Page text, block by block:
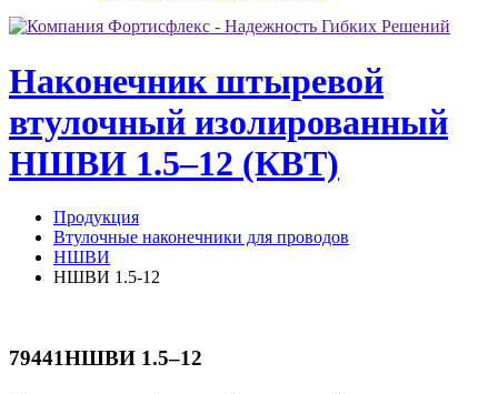
Наконечник штыревой
втулочный изолированный
НШВИ 1.5–12 (КВТ)
Продукция
Втулочные наконечники для проводов
НШВИ
НШВИ 1.5-12
79441НШВИ 1.5–12